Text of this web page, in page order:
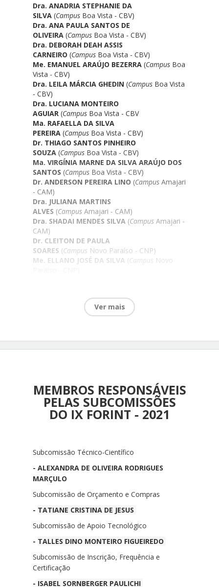
Dra. ANADRIA STEPHANIE DA
SILVA(Campus Boa Vista - CBV)
Dra. ANA PAULA SANTOS DE
OLIVEIRA(Campus Boa Vista - CBV)
Dra. DEBORAH DEAH ASSIS
CARNEIRO(Campus Boa Vista - CBV)
Me. EMANUEL ARAÚJO BEZERRA(Campus Boa
Vista - CBV)
Dra. LEILA MÁRCIA GHEDIN(Campus Boa Vista
- CBV)
Dra. LUCIANA MONTEIRO
AGUIAR(Campus Boa Vista - CBV
Ma. RAFAELLA DA SILVA
PEREIRA(Campus Boa Vista - CBV)
Dr. THIAGO SANTOS PINHEIRO
SOUZA(Campus Boa Vista - CBV)
Ma. VIRGÍNIA MARNE DA SILVA ARAÚJO DOS
SANTOS(Campus Boa Vista - CBV)
Dr. ANDERSON PEREIRA LINO (CampusAmajari
- CAM)
Dra. JULIANA MARTINS
ALVES (CampusAmajari - CAM)
Dra. SHADAI MENDES SILVA (CampusAmajari -
CAM)
Dr. CLEITON DE PAULA
SOARES (Campus Novo Paraíso - CNP)
Me. ELLANO JOSÉ DA SILVA (Campus Novo
Dr. LUAN ICARO FREITAS
CampusNovo Paraíso - CNP)
Pós-Grad PAULO VICTOR MONTEIRO
- CNP)
Dra. LYSNE NÔZENIR DE LIMA
Dr. RÔMULO DO NASCIMENTO
PEREIRA (CampusBoa Vista Zona Oeste -
CBVZO)
Dr. AMARILDO FERREIRA
Dr. ROBSON ANTÔNIO TAVARES
COSTA(Colaborador Externo)
Dra. POLLYANE DE BARROS ALBUQUERQUE
VIEIRA
Pós- Grad RICARDO CARVALHO DOS
Me. ABRAAO JACINTO PEREIRA
Estado de Educação de Roraima)
Pesquisa Projeto Cartografando Saberes -
IPPCS)
Me. ANA LIS PIMENTEL BRILHANTE
Federal do Amapá - IFAP)
Dra. ANA PAULA DA ROSA
Ver mais
MEMBROS RESPONSÁVEIS
PELAS SUBCOMISSÕES
DO IX FORINT - 2021
Subcomissão Técnico-Científico
- ALEXANDRA DE OLIVEIRA RODRIGUES
MARÇULO
Subcomissão de Orçamento e Compras
- TATIANE CRISTINA DE JESUS
Subcomissão de Apoio Tecnológico
- TALLES DINO MONTEIRO FIGUEIREDO
Subcomissão de Inscrição, Frequência e
Certificação
- ISABEL SORNBERGER PAULICHI